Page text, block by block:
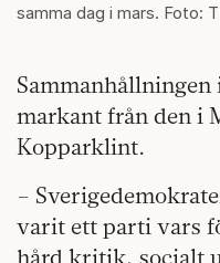
samma dag i mars. Foto:
markant från den i
Kopparklint.
–
varit ett parti vars
hård kritik, socialt